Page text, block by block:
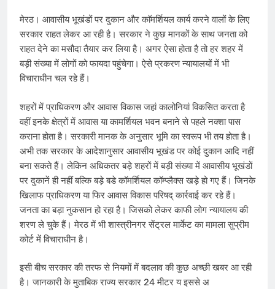
मेरठ। आवासीय भूखंडों पर दुकान और काॅम​र्शियल कार्य करने वालों के लिए
सरकार राहत लेकर आ रही है। सरकार ने कुछ मानकों के साथ जनता को
राहत देने का मसौदा तैयार कर लिया है। अगर ऐसा होता है तो हर शहर में
बड़ी संख्या में लोगों को फायदा पहुंचेगा। ऐसे प्रकरण न्यायालयों में भी
विचाराधीन चल रहे हैं।
शहरों में प्रा​धिकरण और आवास विकास जहां कालोनियां विकसित करता है
वहीं इनके क्षेत्रों में आवास या काम​र्शियल भवन बनाने से पहले नक्शा पास
कराना होता है। सरकारी मानक के अनुसार भूमि का स्वरूप भी तय होता है।
अभी तक सरकार के आदेशानुसार आवासीय भूखंड पर कोई दुकान आदि नहीं
बना सकते हैं। लेकिन अ​धिकतर बड़े शहरों में बड़ी संख्या में आवासीय भूखंडों
पर दुकानें ही नहीं ब​ल्कि बड़े बडे कॉम​र्शियल कॉम्प्लैक्स खड़े हो गए हैं। जिनके
​खिलाफ प्रा​धिकरण या फिर आवास विकास परिषद् कार्रवाई कर रहे हैं।
जनता का बड़ा नुकसान हो रहा है। जिसको लेकर काफी लोग न्यायालय की
शरण ले चुके हैं। मेरठ में भी शास्त्रीनगर सेंट्रल मार्केट का मामला सुप्रीम
कोर्ट में विचाराधीन है।
इसी बीच सरकार की तरफ से नियमों में बदलाव की कुछ अच्छी खबर आ रही
है। जानकारी के मुताबिक राज्य सरकार 24 मीटर य इससे अ​